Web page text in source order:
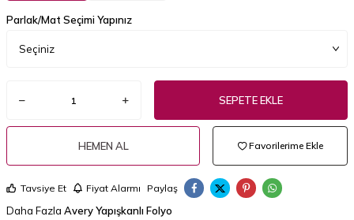
Parlak/Mat Seçimi Yapınız
SEPETE EKLE
HEMEN AL Favorilerime Ekle
Tavsiye Et Fiyat Alarmı Paylaş
Daha Fazla Avery Yapışkanlı Folyo